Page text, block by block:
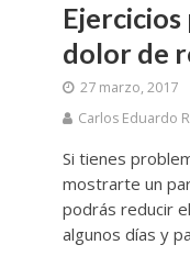
dolor de
27 marzo, 2017
Carlos Eduardo
Si tienes
mostrarte un
podrás reducir
algunos días y